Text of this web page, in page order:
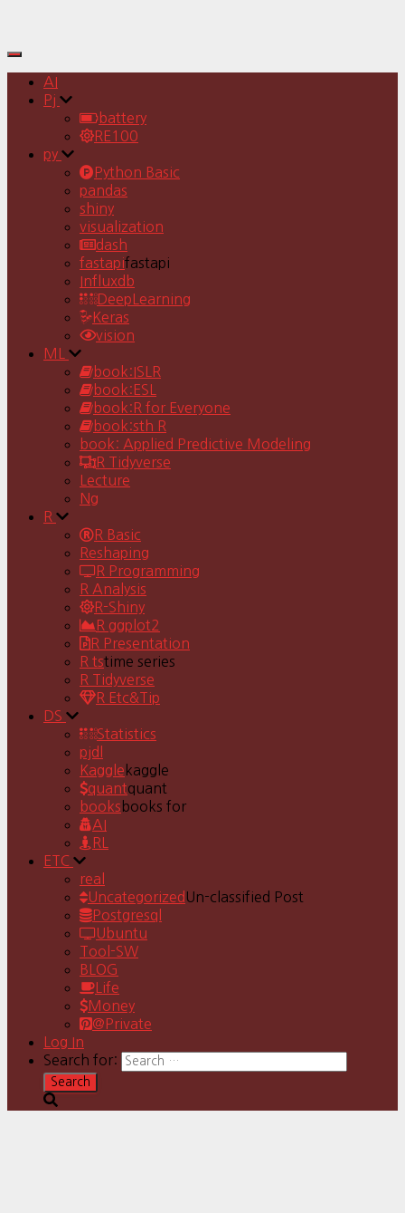
Toggle
Navigation
AI
Pj
battery
RE100
py
Python Basic
pandas
shiny
visualization
dash
fastapifastapi
Influxdb
DeepLearning
Keras
vision
ML
book:ISLR
book:ESL
book:R for Everyone
book:sth R
book: Applied Predictive Modeling
R Tidyverse
Lecture
Ng
R
R Basic
Reshaping
R Programming
R Analysis
R-Shiny
R ggplot2
R Presentation
R tstime series
R Tidyverse
R Etc&Tip
DS
Statistics
pjdl
Kaggle kaggle
quantquant
books books for
AI
RL
ETC
real
Uncategorized Un-classified Post
Postgresql
Ubuntu
Tool-SW
BLOG
Life
Money
@Private
Log In
Search for: